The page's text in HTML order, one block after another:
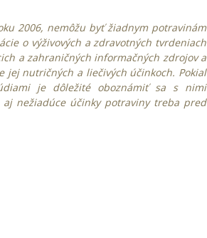
2006, nemôžu byť žiadnym potravinám
o výživových a zdravotných tvrdeniach
a zahraničných informačných zdrojov a
jej nutričných a liečivých účinkoch. Pokiaľ
je dôležité oboznámiť sa s nimi
nežiadúce účinky potraviny treba pred